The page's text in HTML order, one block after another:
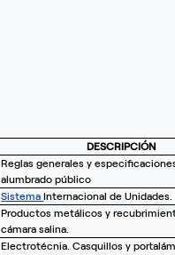
DESCRIPCIÓN
Reglas generales y
alumbrado público
SistemaInternacional de Unidades.
Productos metálicos y
cámara salina.
Electrotécnia. Casquillos y